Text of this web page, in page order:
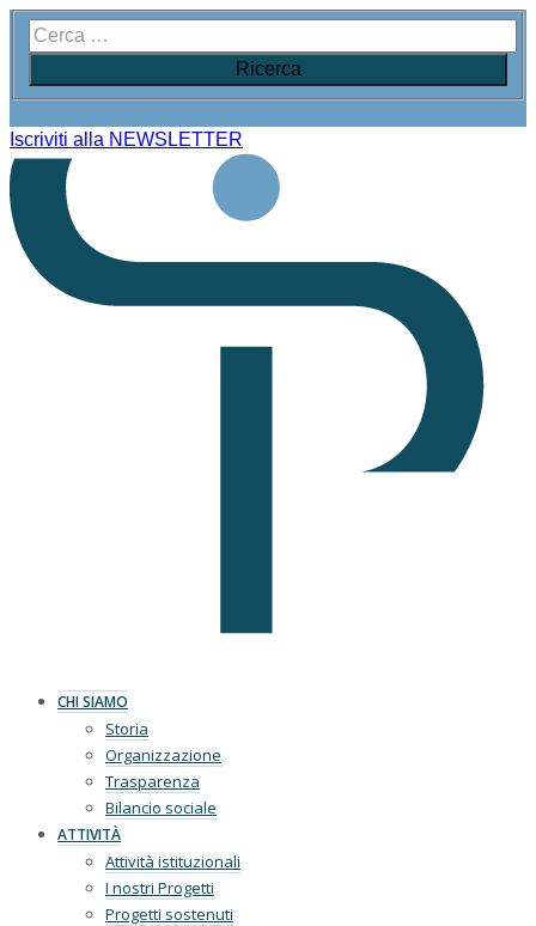
Iscriviti alla NEWSLETTER
CHI SIAMO
Storia
Organizzazione
Trasparenza
Bilancio sociale
ATTIVITÀ
Attività istituzionali
I nostri Progetti
Progetti sostenuti